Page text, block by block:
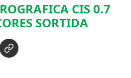
CIS 0.7
SORTIDA